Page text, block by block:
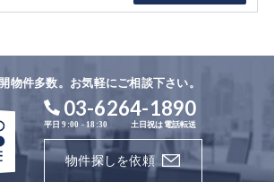
物件多数。お気軽にご相談下さい。
03-6264-1890
平日 9:00 - 18:30 土日祝は電話転送
物件探しを依頼